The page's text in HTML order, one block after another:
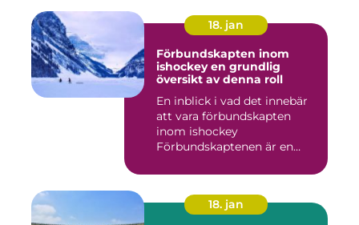
18. jan
Förbundskapten inom
ishockey en grundlig
översikt av denna roll
En inblick i vad det innebär
att vara förbundskapten
inom ishockey
Förbundskaptenen är en
18. jan